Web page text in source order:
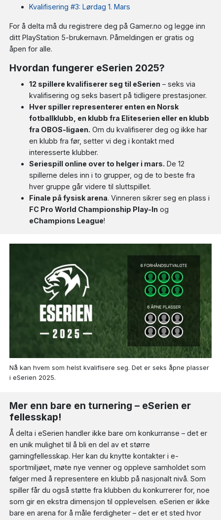
Kvalifisering #3: Lørdag 1. Mars
For å delta må du registrere deg på Gamer.no og legge inn
ditt PlayStation 5-brukernavn. Påmeldingen er gratis og
åpen for alle.
Hvordan fungerer eSerien 2025?
12 spillere kvalifiserer seg til eSerien – seks via
kvalifisering og seks basert på tidligere prestasjoner.
Hver spiller representerer enten en Norsk
fotballklubb, en klubb fra Eliteserien eller en klubb
fra OBOS-ligaen. Om du kvalifiserer deg og ikke har
en klubb fra før, setter vi deg i kontakt med
interesserte klubber.
Seriespill online over to helger i mars. De 12
spillerne deles inn i to grupper, og de to beste fra
hver gruppe går videre til sluttspillet.
Finale på fysisk arena. Vinneren sikrer seg en plass i
FC Pro World Championship Play-In og
eChampions League!
Nå kan hvem som helst kvalifisere seg. Det er seks åpne plasser
i eSerien 2025.
Mer enn bare en turnering – eSerien er
fellesskap!
Å delta i eSerien handler ikke bare om konkurranse – det er
en unik mulighet til å bli en del av et større
gamingfellesskap. Her kan du knytte kontakter i e-
sportmiljøet, møte nye venner og oppleve samholdet som
følger med å representere en klubb på nasjonalt nivå. Som
spiller får du også støtte fra klubben du konkurrerer for, noe
som gir en ekstra dimensjon til opplevelsen. eSerien er ikke
bare en arena for å måle ferdigheter – det er et sted hvor